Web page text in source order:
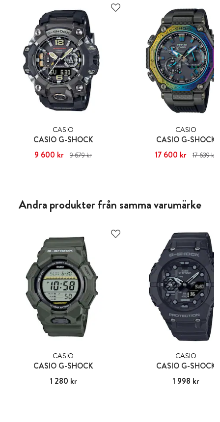
CASIO
CASIO G-SHOCK
Nuvarande pris:9 600 krTidigare
9 600 kr 9 679 kr
CASIO
CASIO G-SHOCK
Nuvarande pris :17 600 kr
17 600 kr 17 639 kr
Andra produkter från samma varumärke
CASIO
CASIO G-SHOCK
Pris :1 280 kr
1 280 kr
CASIO
CASIO G-SHOCK
Pris :1 998 kr
1 998 kr